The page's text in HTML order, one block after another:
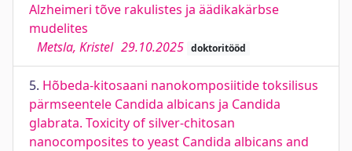
Alzheimeri tõve rakulistes ja äädikakärbse
mudelites
Metsla, Kristel 29.10.2025 doktoritööd
5. Hõbeda-kitosaani nanokomposiitide toksilisus
pärmseentele Candida albicans ja Candida
glabrata. Toxicity of silver-chitosan
nanocomposites to yeast Candida albicans and